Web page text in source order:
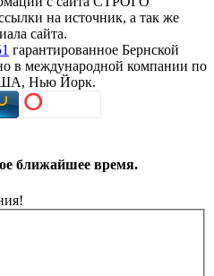
на источник, а так же
сайта.
гарантированное Бернской
в международной компании по
Нью Йорк.
ближайшее время.